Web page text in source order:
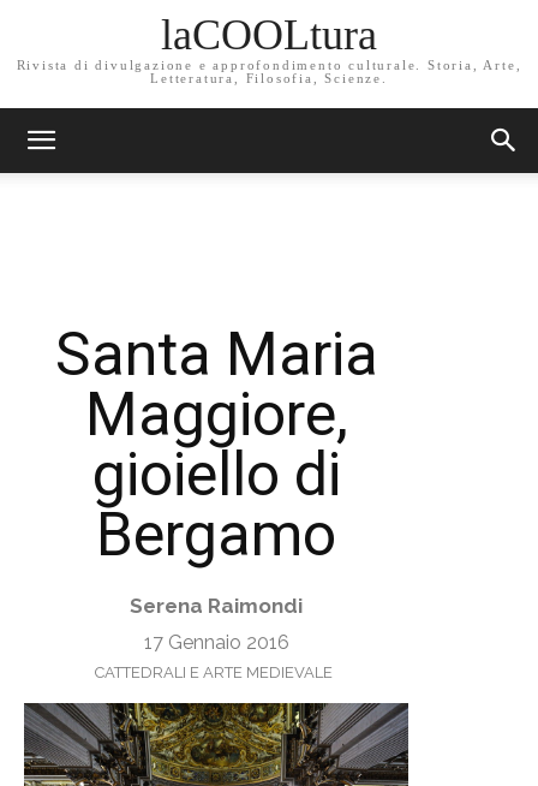
laCOOLtura
Rivista di divulgazione e approfondimento culturale. Storia, Arte,
Letteratura, Filosofia, Scienze.
Santa Maria
Maggiore,
gioiello di
Bergamo
Serena Raimondi
17 Gennaio 2016
CATTEDRALI E ARTE MEDIEVALE